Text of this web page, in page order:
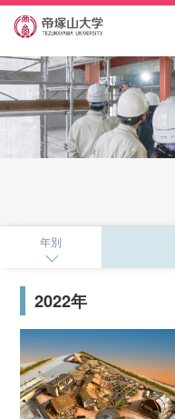
年別
2022年